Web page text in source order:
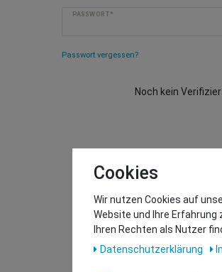
PASSWORT*
Passwort vergessen?
Noch kein
Cookies
Wir nutzen Cookies auf
Website und Ihre
Ihren Rechten als Nutzer
Daten­schutz­erklärung